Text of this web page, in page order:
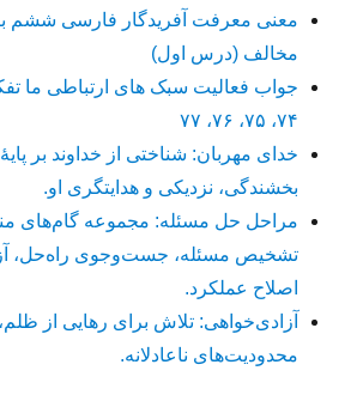
معنی معرفت آفریدگار فارسی ششم
مخالف (درس اول)
۷۴، ۷۵، ۷۶، ۷۷
خدای مهربان: شناختی از خداوند بر
بخشندگی، نزدیکی و هدایتگری او.
مراحل حل مسئله: مجموعه گام‌های
تشخیص مسئله، جست‌وجوی راه‌حل،
اصلاح عملکرد.
آزادی‌خواهی: تلاش برای رهایی از ظلم،
محدودیت‌های ناعادلانه.